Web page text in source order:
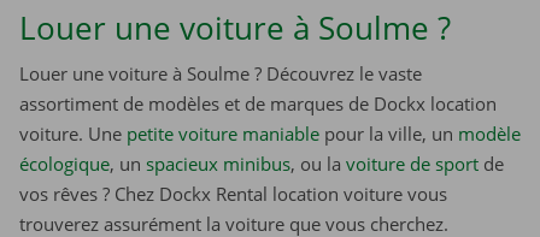
Louer une voiture à Soulme ?
Louer une voiture à Soulme ? Découvrez le vaste
assortiment de modèles et de marques de Dockx location
voiture. Une petite voiture maniable pour la ville, un modèle
écologique, un spacieux minibus, ou la voiture de sport de
vos rêves ? Chez Dockx Rental location voiture vous
trouverez assurément la voiture que vous cherchez.